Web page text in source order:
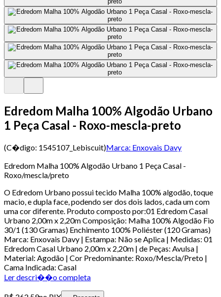
Edredom Malha 100% Algodão Urbano
1 Peça Casal - Roxo-mescla-preto
(C�digo: 1545107_Lebiscuit)Marca: Enxovais Davy
Edredom Malha 100% Algodão Urbano 1 Peça Casal -
Roxo/mescla/preto
O Edredom Urbano possui tecido Malha 100% algodão, toque
macio, e dupla face, podendo ser dos dois lados, cada um com
uma cor diferente. Produto composto por:01 Edredom Casal
Urbano 2,00m x 2,20m Composição: Malha 100% Algodão Fio
30/1 (130 Gramas) Enchimento 100% Poliéster (120 Gramas)
Marca: Enxovais Davy | Estampa: Não se Aplica | Medidas: 01
Edredom Casal Urbano 2,00m x 2,20m | de Peças: Avulsa |
Material: Agodão | Cor Predominante: Roxo/Mescla/Preto |
Cama Indicada: Casal
Ler descri��o completa